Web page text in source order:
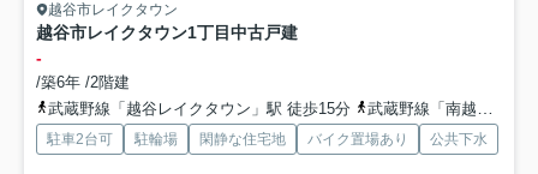
越谷市レイクタウン
越谷市レイクタウン1丁目中古戸建
-
/築6年 /2階建
武蔵野線「越谷レイクタウン」駅 徒歩15分
武蔵野線「南越谷」駅 徒歩38分
駐車2台可 駐輪場 閑静な住宅地 バイク置場あり 公共下水